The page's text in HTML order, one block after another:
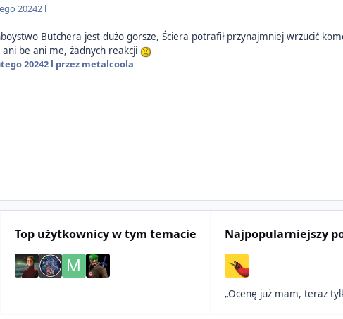
20242 l
Butchera jest dużo gorsze, Ściera potrafił przynajmniej wrzucić
be ani me, żadnych reakcji
20242 l przez metalcoola
Top użytkownicy w tym temacie Najpopularniejszy
„Ocenę już mam, teraz